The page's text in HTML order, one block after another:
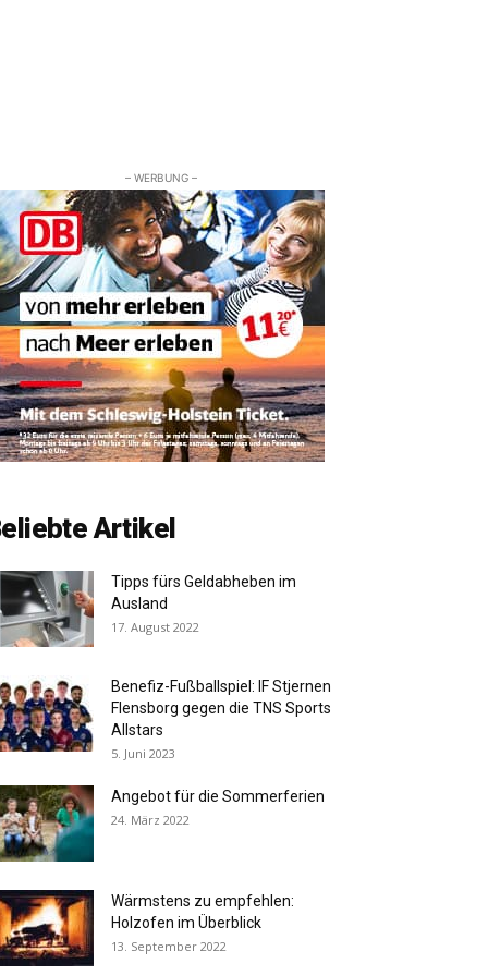
– WERBUNG –
Artikel
Tipps fürs Geldabheben im
Ausland
17. August 2022
Benefiz-Fußballspiel: IF Stjernen
Flensborg gegen die TNS Sports
Allstars
5. Juni 2023
Angebot für die Sommerferien
24. März 2022
Wärmstens zu empfehlen:
Holzofen im Überblick
13. September 2022